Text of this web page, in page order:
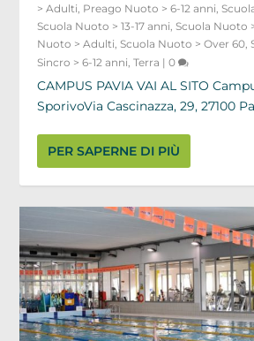
> Adulti Preago Nuoto > 6-12 anni ,
Scuola Nuoto > 13-17 anni ,Scuola Nuoto
Nuoto > Adulti ,Scuola Nuoto > Over 60 ,
Sincro > 6-12 anni ,Terra |0
CAMPUS PAVIA VAI AL SITO
SporivoVia Cascinazza, 29, 27100
PER SAPERNE DI PIÙ